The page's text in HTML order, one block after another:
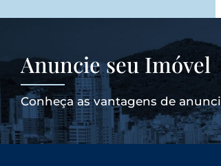
Anuncie seu Imóvel
Conheça as vantagens de